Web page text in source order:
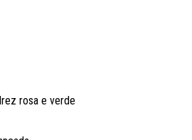
rosa e verde